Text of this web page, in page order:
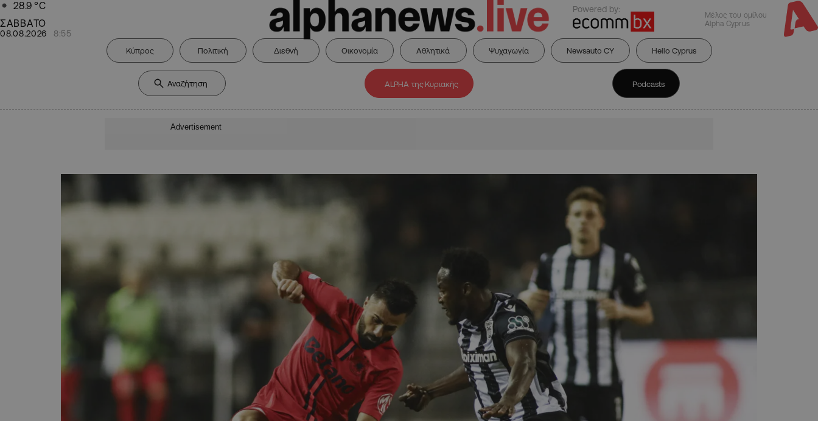
28.9 °C
ΣΑΒΒΑΤΟ
08.08.2026 8:55
Powered by:
Μέλος του ομίλου
Alpha Cyprus
Κύπρος Πολιτική Διεθνή Οικονομία Αθλητικά Ψυχαγωγία Newsauto CY Hello Cyprus
ALPHA της Κυριακής Podcasts
Advertisement